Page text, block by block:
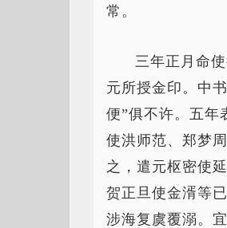
常。
三年正月命
元所授金印。中
便”俱不许。五年
使洪师范、郑梦
之，遣元枢密使
贺正旦使金湑等
涉海复虞覆溺。